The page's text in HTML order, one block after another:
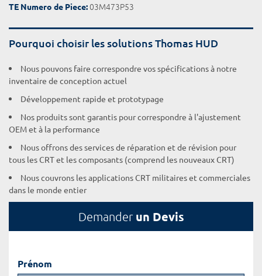
TE Numero de Piece:03M473P53
Pourquoi choisir les solutions Thomas HUD
Nous pouvons faire correspondre vos spécifications à notre
inventaire de conception actuel
Développement rapide et prototypage
Nos produits sont garantis pour correspondre à l'ajustement
OEM et à la performance
Nous offrons des services de réparation et de révision pour
tous les CRT et les composants (comprend les nouveaux CRT)
Nous couvrons les applications CRT militaires et commerciales
dans le monde entier
Demander un Devis
Prénom